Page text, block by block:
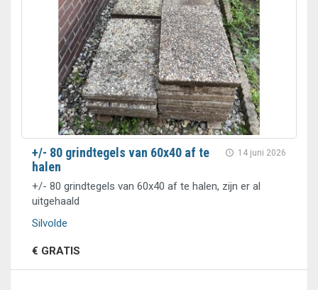
14 juni 2026
+/- 80 grindtegels van 60x40 af te
halen
+/- 80 grindtegels van 60x40 af te halen, zijn er al
uitgehaald
Silvolde
€ GRATIS